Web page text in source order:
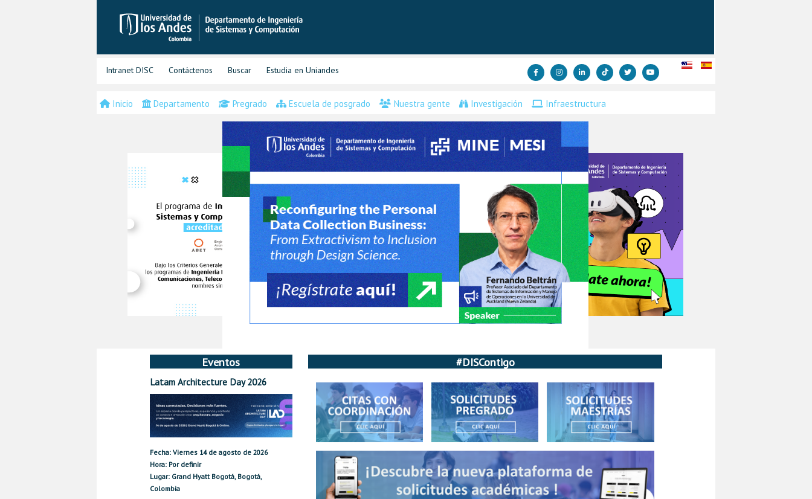
Intranet DISC Contáctenos Buscar Estudia en Uniandes
Inicio Departamento Pregrado Escuela de posgrado Nuestra gente Investigación Infraestructura
Eventos
Latam Architecture Day 2026
Fecha: Viernes 14 de agosto de 2026
Hora: Por definir
Lugar: Grand Hyatt Bogotá, Bogotá,
Colombia
#DISContigo